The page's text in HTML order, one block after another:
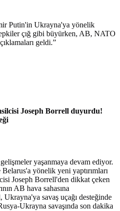
Putin'in Ukrayna'ya yönelik
çığ gibi büyürken, AB, NATO
geldi.”
Joseph Borrell duyurdu!
yaşanmaya devam ediyor.
yönelik yeni yaptırımları
Joseph Borrell'den dikkat çeken
AB hava sahasına
savaş uçağı desteğinde
Ukrayna savaşında son dakika